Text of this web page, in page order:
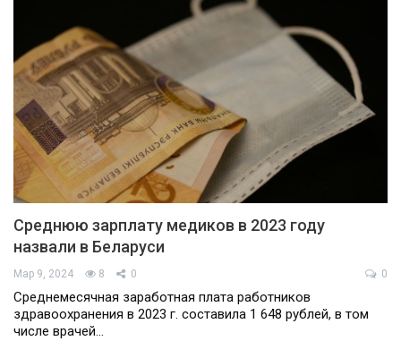
Среднюю зарплату медиков в 2023 году
назвали в Беларуси
Мар 9, 2024 8 0 0
Среднемесячная заработная плата работников
здравоохранения в 2023 г. составила 1 648 рублей, в том
числе врачей…